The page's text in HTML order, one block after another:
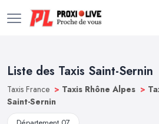
Liste des Taxis Saint-Sernin
Taxis France > Taxis Rhône Alpes >
Saint-Sernin